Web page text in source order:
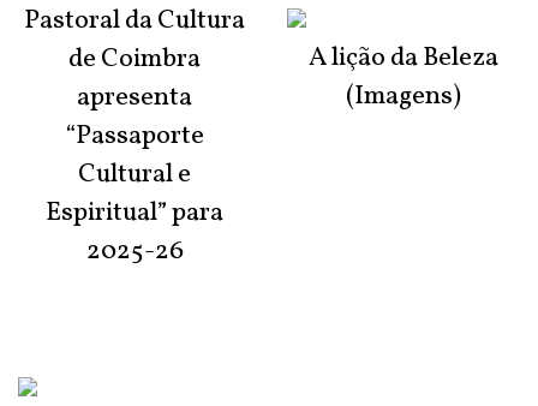
Pastoral da Cultura
de Coimbra
apresenta
“Passaporte
Cultural e
Espiritual” para
2025-26
A lição da Beleza
(Imagens)